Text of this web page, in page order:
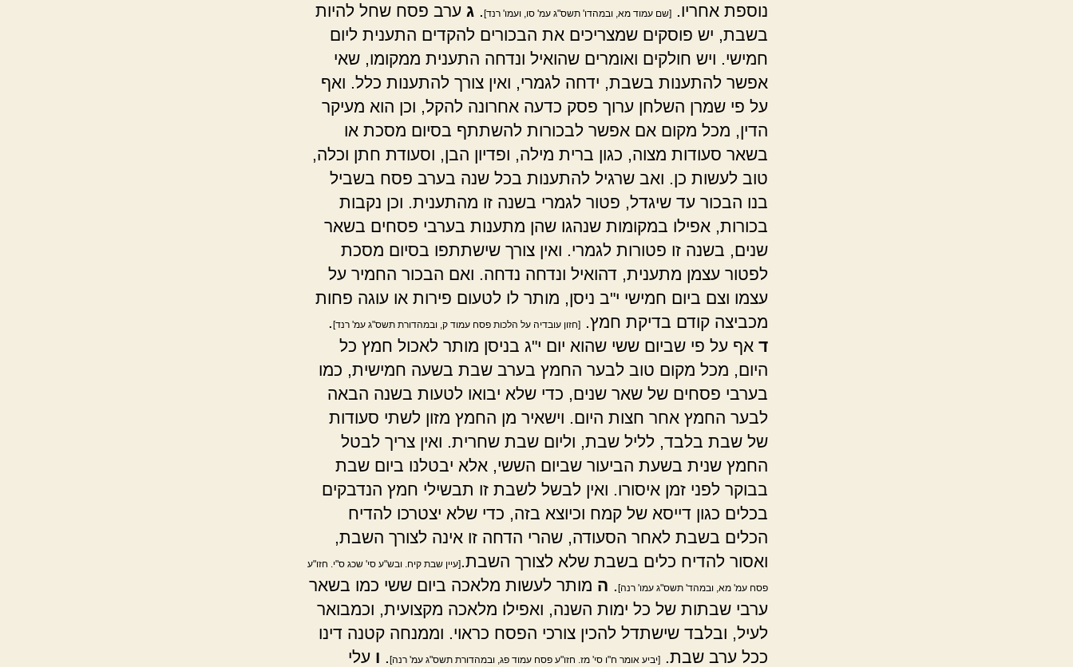
נוספת אחריו.
[שם עמוד מא, ובמהדו' תשס"ג עמ' סו, ועמו' רנד] ג ערב פסח שחל להיות
בשבת, יש פוסקים שמצריכים את הבכורים להקדים התענית ליום
חמישי. ויש חולקים ואומרים שהואיל ונדחה התענית ממקומו, שאי
אפשר להתענות בשבת, ידחה לגמרי, ואין צורך להתענות כלל. ואף
על פי שמרן השלחן ערוך פסק כדעה אחרונה להקל, וכן הוא מעיקר
הדין, מכל מקום אם אפשר לבכורות להשתתף בסיום מסכת או
בשאר סעודות מצוה, כגון ברית מילה, ופדיון הבן, וסעודת חתן וכלה,
טוב לעשות כן. ואב שרגיל להתענות בכל שנה בערב פסח בשביל
בנו הבכור עד שיגדל, פטור לגמרי בשנה זו מהתענית. וכן נקבות
בכורות, אפילו במקומות שנהגו שהן מתענות בערבי פסחים בשאר
שנים, בשנה זו פטורות לגמרי. ואין צורך שישתתפו בסיום מסכת
לפטור עצמן מתענית, דהואיל ונדחה נדחה. ואם הבכור החמיר על
עצמו וצם ביום חמישי י"ב ניסן, מותר לו לטעום פירות או עוגה פחות
מכביצה קודם בדיקת חמץ.
[חזון עובדיה על הלכות פסח עמוד ק, ובמהדורת תשס"ג עמ' רנד]
ד אף על פי שביום ששי שהוא יום י"ג בניסן מותר לאכול חמץ כל
היום, מכל מקום טוב לבער החמץ בערב שבת בשעה חמישית, כמו
בערבי פסחים של שאר שנים, כדי שלא יבואו לטעות בשנה הבאה
לבער החמץ אחר חצות היום. וישאיר מן החמץ מזון לשתי סעודות
של שבת בלבד, לליל שבת, וליום שבת שחרית. ואין צריך לבטל
החמץ שנית בשעת הביעור שביום הששי, אלא יבטלנו ביום שבת
בבוקר לפני זמן איסורו. ואין לבשל לשבת זו תבשילי חמץ הנדבקים
בכלים כגון דייסא של קמח וכיוצא בזה, כדי שלא יצטרכו להדיח
הכלים בשבת לאחר הסעודה, שהרי הדחה זו אינה לצורך השבת,
ואסור להדיח כלים בשבת שלא לצורך השבת. [עיין שבת קיח. ובש"ע סי' שכג ס"י. חזו"ע
פסח עמ' מא, ובמהד' תשס"ג עמו' רנה] ה מותר לעשות מלאכה ביום ששי כמו בשאר
ערבי שבתות של כל ימות השנה, ואפילו מלאכה מקצועית, וכמבואר
לעיל, ובלבד שישתדל להכין צורכי הפסח כראוי. וממנחה קטנה דינו
ככל ערב שבת.
[יביע אומר ח"ו סי' מז. חזו"ע פסח עמוד פג, ובמהדורת תשס"ג עמ' רנה] ו עלי